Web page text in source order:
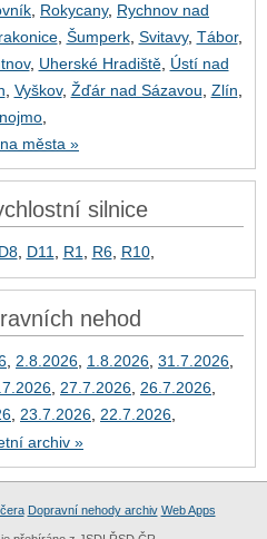
Rokycany, Rychnov nad
, Šumperk, Svitavy, Tábor,
, Uherské Hradiště, Ústí nad
Vyškov, Žďár nad Sázavou Zlín
města »
silnice
D8, D11 R1 R6, R10,
nehod
2.8.2026 1.8.2026 31.7.2026
27.7.2026 26.7.2026
23.7.2026 22.7.2026
archiv »
Dopravní nehody archiv Web Apps